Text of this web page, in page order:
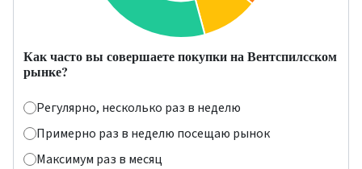
Как часто вы совершаете покупки на Вентспилсском
рынке?
Регулярно, несколько раз в неделю
Примерно раз в неделю посещаю рынок
Максимум раз в месяц